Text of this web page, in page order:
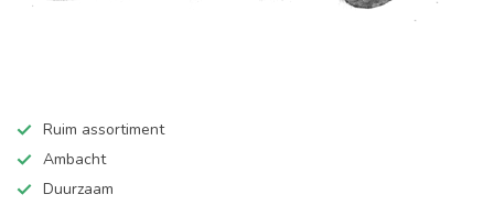
Ruim assortiment
Ambacht
Duurzaam